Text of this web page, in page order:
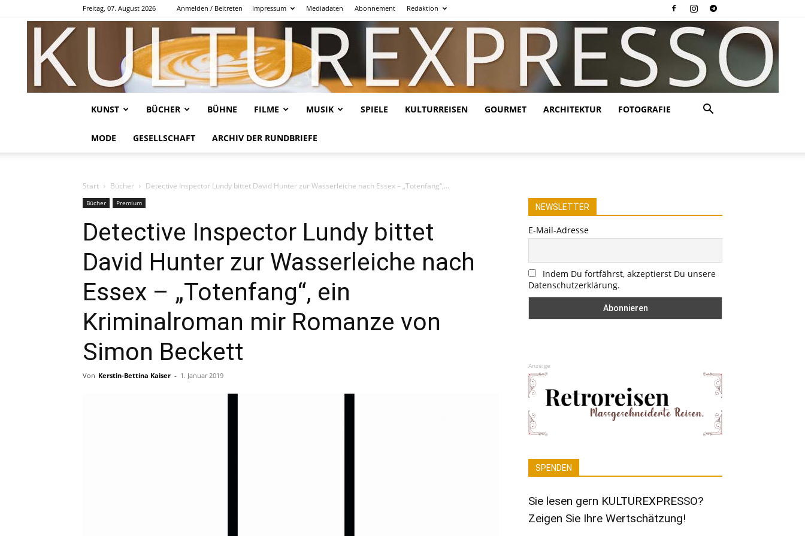
Freitag, 07. August 2026 Anmelden / Beitreten Impressum Mediadaten Abonnement Redaktion
KUNST BÜCHER BÜHNE FILME MUSIK SPIELE KULTURREISEN GOURMET ARCHITEKTUR FOTOGRAFIE
MODE GESELLSCHAFT ARCHIV DER RUNDBRIEFE
Start Bücher Detective Inspector Lundy bittet David Hunter zur Wasserleiche nach Essex – „Totenfang“,...
Bücher Premium
Detective Inspector Lundy bittet
David Hunter zur Wasserleiche nach
Essex – „Totenfang“, ein
Kriminalroman mir Romanze von
Simon Beckett
Von Kerstin-Bettina Kaiser - 1. Januar 2019
NEWSLETTER
E-Mail-Adresse
Indem Du fortfährst, akzeptierst Du unsere
Datenschutzerklärung.
Anzeige
SPENDEN
Sie lesen gern KULTUREXPRESSO?
Zeigen Sie Ihre Wertschätzung!